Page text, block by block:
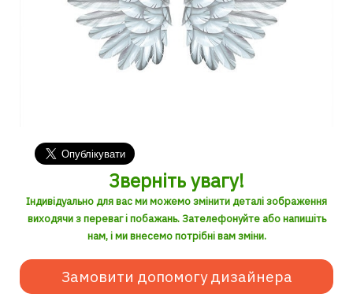
Зверніть увагу!
Індивідуально для вас ми можемо змінити деталі зображення
виходячи з переваг і побажань. Зателефонуйте або напишіть
нам, і ми внесемо потрібні вам зміни.
Замовити допомогу дизайнера